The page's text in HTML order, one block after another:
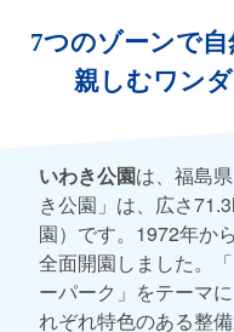
7つのゾーンで
親しむワン
いわき公園は、福島
き公園」は、広さ
園）です。1972年か
全面開園しました。
ーパーク」をテーマ
れぞれ特色のある整備